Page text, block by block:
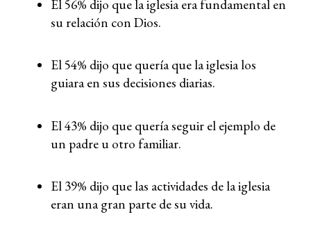
El 56% dijo que la iglesia era fundamental en
su relación con Dios.
El 54% dijo que quería que la iglesia los
guiara en sus decisiones diarias.
El 43% dijo que quería seguir el ejemplo de
un padre u otro familiar.
El 39% dijo que las actividades de la iglesia
eran una gran parte de su vida.